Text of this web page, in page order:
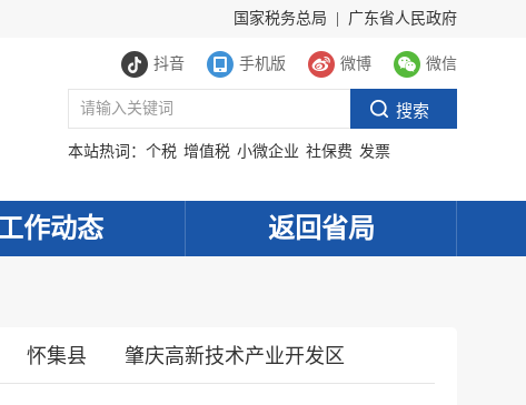
国家税务总局 广东省人民政府
抖音 手机版 微博 微信
本站热词： 个税 增值税 小微企业 社保费 发票
作动态 返回省局
怀集县 肇庆高新技术产业开发区